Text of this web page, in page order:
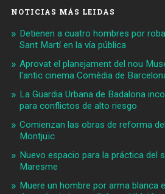
NOTICIAS MÁS LEIDAS
Detienen a cuatro hombres por
Sant Martí en la vía pública
Aprovat el planejament del nou
l'antic cinema Comèdia de
La Guardia Urbana de Badalona
para conflictos de alto riesgo
Comienzan las obras de reforma
Montjuïc
Nuevo espacio para la práctica del
Maresme
Muere un hombre por arma blanca